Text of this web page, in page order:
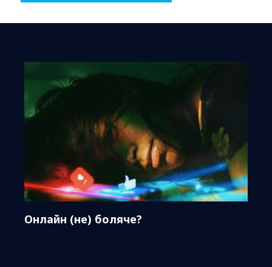
Онлайн (не) боляче?